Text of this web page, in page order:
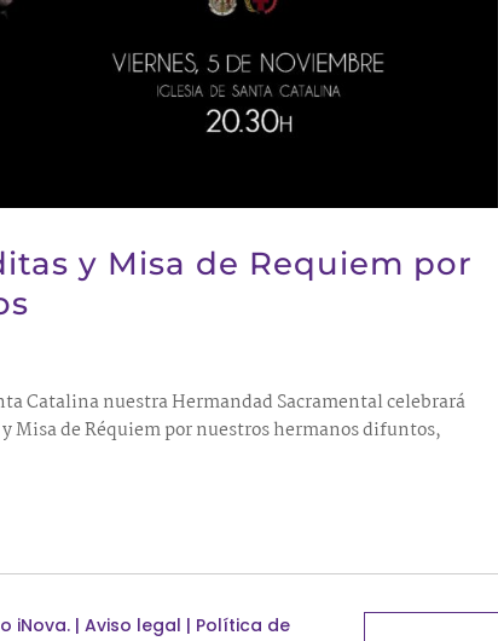
y Misa de Requiem por
Catalina nuestra Hermandad Sacramental celebrará
Misa de Réquiem por nuestros hermanos difuntos,
iNova. | Aviso legal | Política de